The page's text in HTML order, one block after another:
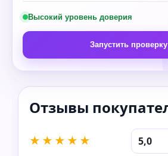
Высокий уровень доверия
Запустить проверку
★★★★★ 5,0